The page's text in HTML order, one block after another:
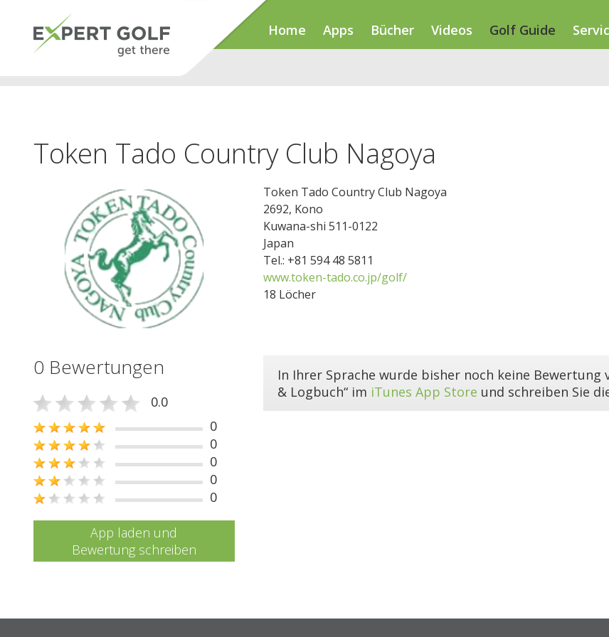
Home Apps Bücher Videos Golf Guide
Token Tado Country Club Nagoya
Token Tado Country Club Nagoya
2692, Kono
Kuwana-shi 511-0122
Japan
Tel.: +81 594 48 5811
www.token-tado.co.jp/golf/
18 Löcher
0 Bewertungen
0.0
0
0
0
0
0
App laden und
Bewertung schreiben
In Ihrer Sprache wurde bisher noch keine Bewertung
& Logbuch“ im iTunes App Store und schreiben Sie